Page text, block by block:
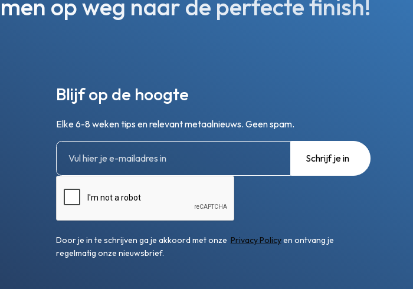
op weg naar de perfecte finish!
Blijf op de hoogte
Elke 6-8 weken tips en relevant metaalnieuws. Geen spam.
Door je in te schrijven ga je akkoord met onze Privacy Policyen ontvang je
regelmatig onze nieuwsbrief.